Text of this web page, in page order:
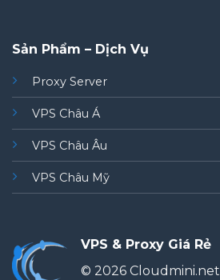
Sản Phẩm – Dịch Vụ
Proxy Server
VPS Châu Á
VPS Châu Âu
VPS Châu Mỹ
VPS & Proxy Giá Rẻ
© 2026 Cloudmini.net